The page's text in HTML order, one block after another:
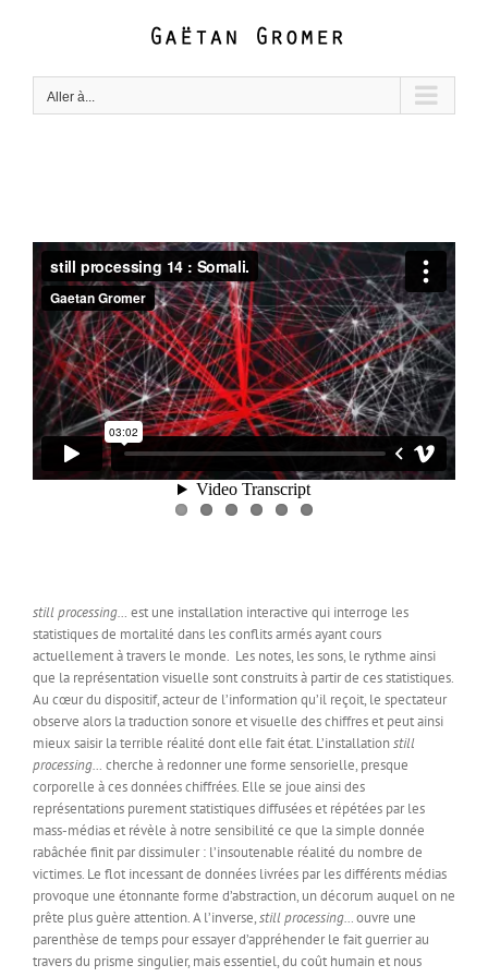
Aller à...
still processing… est une installation interactive qui interroge les
statistiques de mortalité dans les conflits armés ayant cours
actuellement à travers le monde. Les notes, les sons, le rythme ainsi
que la représentation visuelle sont construits à partir de ces statistiques.
Au cœur du dispositif, acteur de l’information qu’il reçoit, le spectateur
observe alors la traduction sonore et visuelle des chiffres et peut ainsi
mieux saisir la terrible réalité dont elle fait état. L’installationstill
processing… cherche à redonner une forme sensorielle, presque
corporelle à ces données chiffrées. Elle se joue ainsi des
représentations purement statistiques diffusées et répétées par les
mass-médias et révèle à notre sensibilité ce que la simple donnée
rabâchée finit par dissimuler : l’insoutenable réalité du nombre de
victimes. Le flot incessant de données livrées par les différents médias
provoque une étonnante forme d’abstraction, un décorum auquel on ne
prête plus guère attention. A l’inverse,still processing…ouvre une
parenthèse de temps pour essayer d’appréhender le fait guerrier au
travers du prisme singulier, mais essentiel, du coût humain et nous